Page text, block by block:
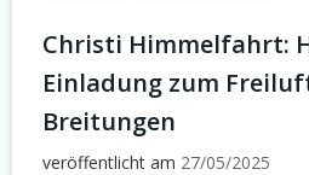
Christi Himmelfahrt:
Einladung zum
Breitungen
veröffentlicht am 27/05/2025